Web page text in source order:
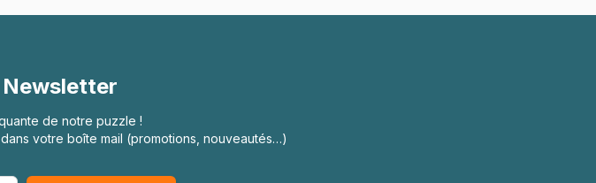
de notre puzzle !
votre boîte mail (promotions, nouveautés…)